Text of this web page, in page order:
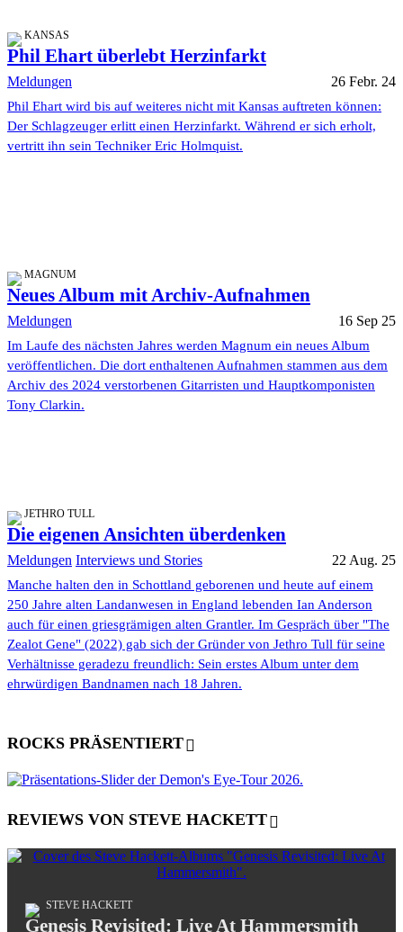
KANSAS
Phil Ehart überlebt Herzinfarkt
Meldungen 26 Febr. 24
Phil Ehart wird bis auf weiteres nicht mit Kansas auftreten können:
Der Schlagzeuger erlitt einen Herzinfarkt. Während er sich erholt,
vertritt ihn sein Techniker Eric Holmquist.
MAGNUM
Neues Album mit Archiv-Aufnahmen
Meldungen 16 Sep 25
Im Laufe des nächsten Jahres werden Magnum ein neues Album
veröffentlichen. Die dort enthaltenen Aufnahmen stammen aus dem
Archiv des 2024 verstorbenen Gitarristen und Hauptkomponisten
Tony Clarkin.
JETHRO TULL
Die eigenen Ansichten überdenken
Meldungen Interviews und Stories 22 Aug. 25
Manche halten den in Schottland geborenen und heute auf einem
250 Jahre alten Landanwesen in England lebenden Ian Anderson
auch für einen griesgrämigen alten Grantler. Im Gespräch über "The
Zealot Gene" (2022) gab sich der Gründer von Jethro Tull für seine
Verhältnisse geradezu freundlich: Sein erstes Album unter dem
ehrwürdigen Bandnamen nach 18 Jahren.
ROCKS PRÄSENTIERT
REVIEWS VON STEVE HACKETT
STEVE HACKETT
Genesis Revisited: Live At Hammersmith